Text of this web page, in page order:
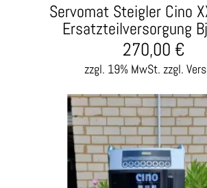
Servomat Steigler Cino
Ersatzteilversorgung
zzgl. 19% MwSt. zzgl.
270,00 €